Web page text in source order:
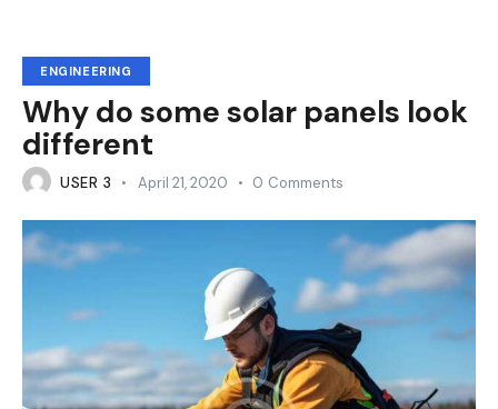
ENGINEERING
Why do some solar panels look
different
USER 3 April 21, 2020 0 Comments